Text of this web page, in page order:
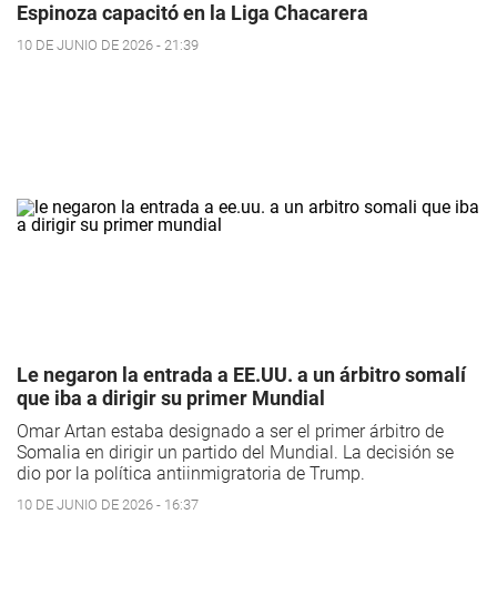
Espinoza capacitó en la Liga Chacarera
10 DE JUNIO DE 2026 - 21:39
Le negaron la entrada a EE.UU. a un árbitro somalí
que iba a dirigir su primer Mundial
Omar Artan estaba designado a ser el primer árbitro de
Somalia en dirigir un partido del Mundial. La decisión se
dio por la política antiinmigratoria de Trump.
10 DE JUNIO DE 2026 - 16:37